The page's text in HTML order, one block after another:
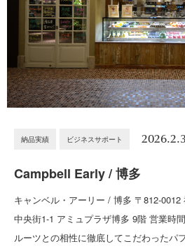
納品実績 ビジネスサポート 2026.2.3
Campbell Early / 博多
キャンベル・アーリー / 博多 〒812-
中央街1-1 アミュプラザ博多 9階 営業時
ルーツとの相性に徹底してこだわったパ